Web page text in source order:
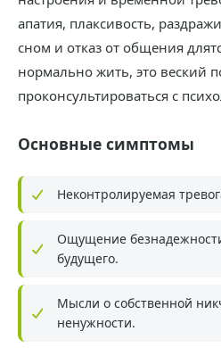
апатия, плаксивость,
сном и отказ от общения
нормально жить, это веский
проконсультироваться с
Основные симптомы
Неконтролируемая
Ощущение
будущего.
Мысли о собственной
ненужности.